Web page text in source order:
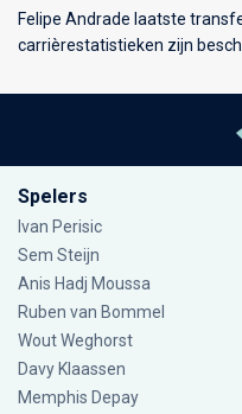
Felipe Andrade laatste
carrièrestatistieken zijn
Spelers
Ivan Perisic
Sem Steijn
Anis Hadj Moussa
Ruben van Bommel
Wout Weghorst
Davy Klaassen
Memphis Depay